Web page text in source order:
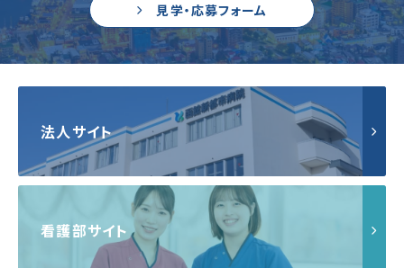
見学・応募フォーム
法人サイト
看護部サイト